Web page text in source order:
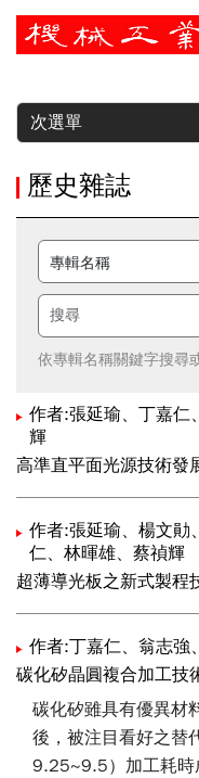
暫停
次選單
歷史雜誌
依專輯名稱關鍵字搜尋
作者:張延瑜、丁嘉仁
輝
高準直平面光源技術發
作者:張延瑜、楊文勛
仁、林暉雄、蔡禎輝
超薄導光板之新式製程
作者:丁嘉仁、翁志強
碳化矽晶圓複合加工技
碳化矽雖具有優異材
後，被注目看好之替
9.25~9.5）加工耗時